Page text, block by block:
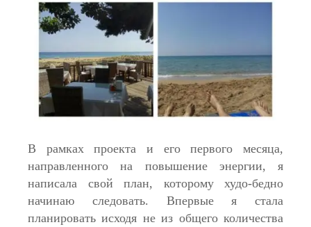
В рамках проекта и его первого месяца,
направленного на повышение энергии, я
написала свой план, которому худо-бедно
начинаю следовать. Впервые я стала
планировать исходя не из общего количества